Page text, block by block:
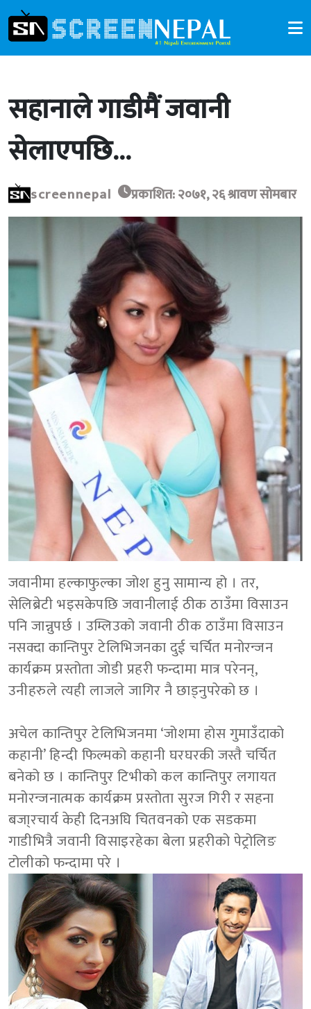
सहानाले गाडीमैं जवानी
सेलाएपछि…
screennepal प्रकाशित: २०७१, २६ श्रावण सोमबार
जवानीमा हल्काफुल्का जोश हुनु सामान्य हो । तर,
सेलिब्रेटी भइसकेपछि जवानीलाई ठीक ठाउँमा विसाउन
पनि जान्नुपर्छ । उम्लिउको जवानी ठीक ठाउँमा विसाउन
नसक्दा कान्तिपुर टेलिभिजनका दुई चर्चित मनोरन्जन
कार्यक्रम प्रस्तोता जोडी प्रहरी फन्दामा मात्र परेनन्,
उनीहरुले त्यही लाजले जागिर नै छाड्नुपरेको छ ।
अचेल कान्तिपुर टेलिभिजनमा ‘जोशमा होस गुमाउँदाको
कहानी’ हिन्दी फिल्मको कहानी घरघरकी जस्तै चर्चित
बनेको छ । कान्तिपुर टिभीको कल कान्तिपुर लगायत
मनोरन्जनात्मक कार्यक्रम प्रस्तोता सुरज गिरी र सहना
बजा्रचार्य केही दिनअघि चितवनको एक सडकमा
गाडीभित्रै जवानी विसाइरहेका बेला प्रहरीको पेट्रोलिङ
टोलीको फन्दामा परे ।